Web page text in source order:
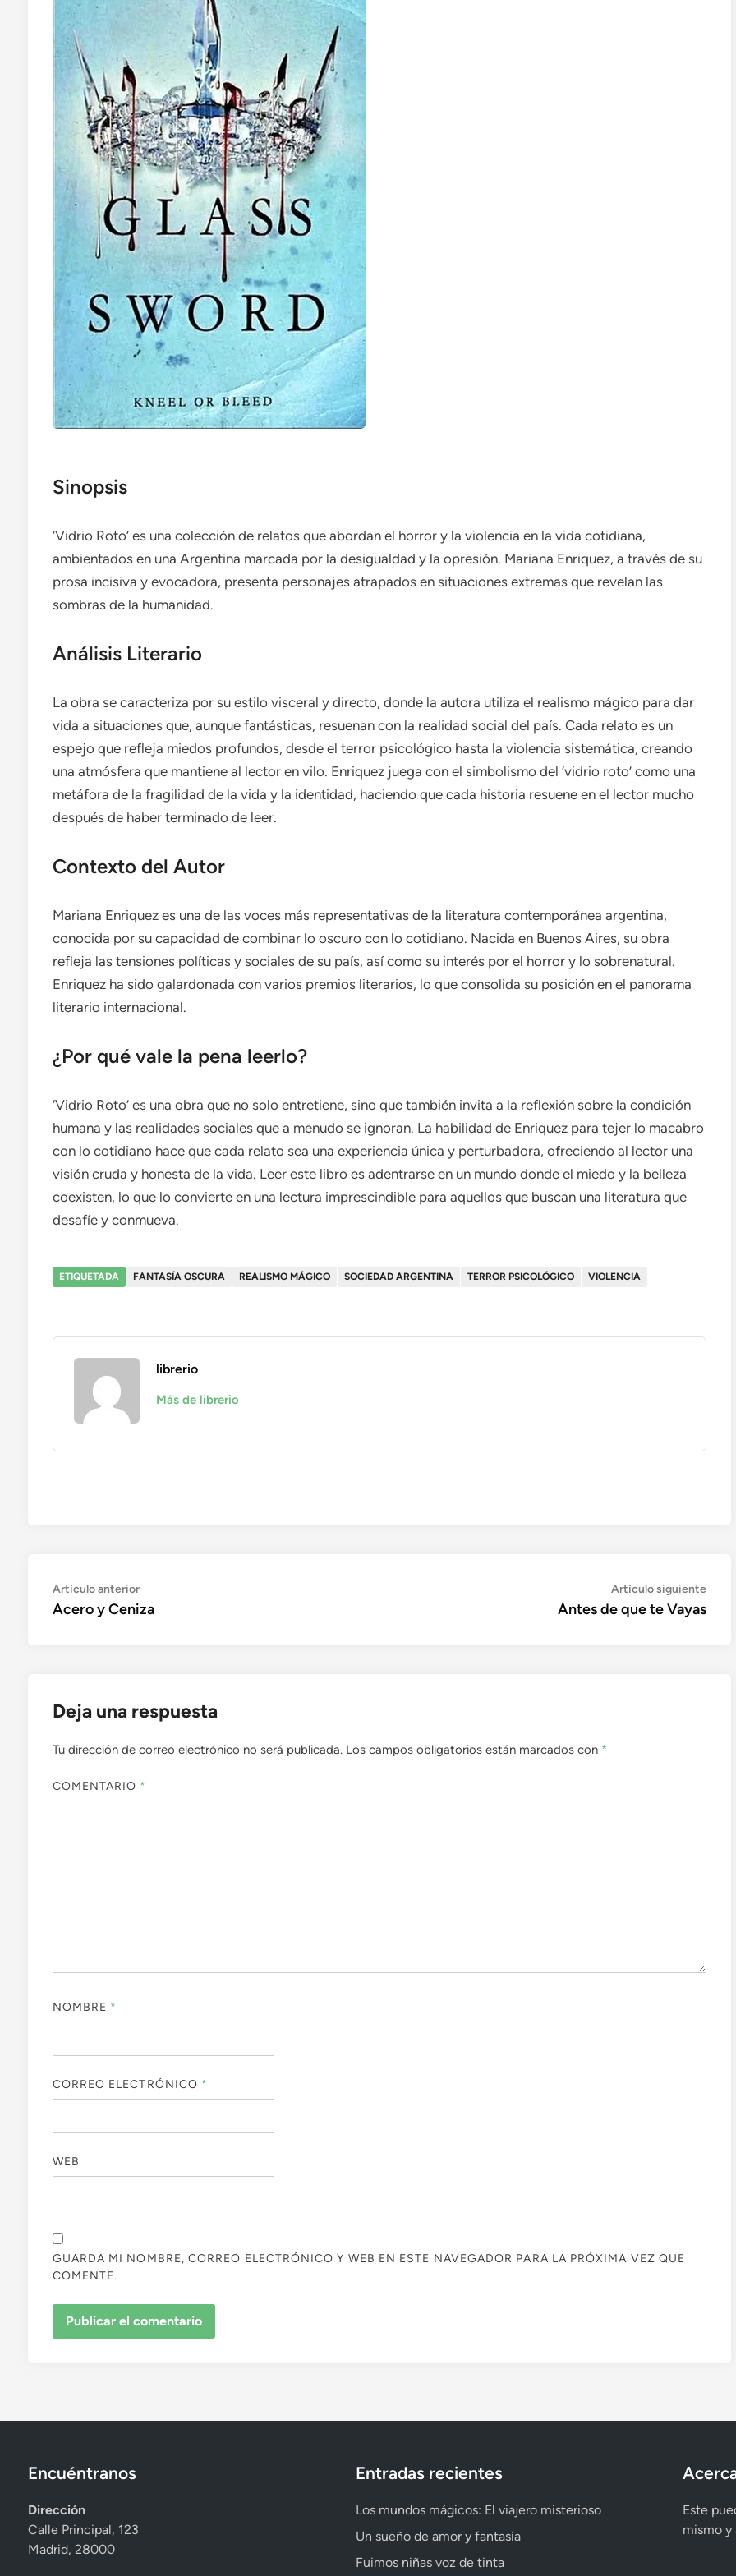
Sinopsis
‘Vidrio Roto’ es una colección de relatos que abordan el horror y la violencia en la vida cotidiana,
ambientados en una Argentina marcada por la desigualdad y la opresión. Mariana Enriquez, a través de su
prosa incisiva y evocadora, presenta personajes atrapados en situaciones extremas que revelan las
sombras de la humanidad.
Análisis Literario
La obra se caracteriza por su estilo visceral y directo, donde la autora utiliza el realismo mágico para dar
vida a situaciones que, aunque fantásticas, resuenan con la realidad social del país. Cada relato es un
espejo que refleja miedos profundos, desde el terror psicológico hasta la violencia sistemática, creando
una atmósfera que mantiene al lector en vilo. Enriquez juega con el simbolismo del ‘vidrio roto’ como una
metáfora de la fragilidad de la vida y la identidad, haciendo que cada historia resuene en el lector mucho
después de haber terminado de leer.
Contexto del Autor
Mariana Enriquez es una de las voces más representativas de la literatura contemporánea argentina,
conocida por su capacidad de combinar lo oscuro con lo cotidiano. Nacida en Buenos Aires, su obra
refleja las tensiones políticas y sociales de su país, así como su interés por el horror y lo sobrenatural.
Enriquez ha sido galardonada con varios premios literarios, lo que consolida su posición en el panorama
literario internacional.
¿Por qué vale la pena leerlo?
‘Vidrio Roto’ es una obra que no solo entretiene, sino que también invita a la reflexión sobre la condición
humana y las realidades sociales que a menudo se ignoran. La habilidad de Enriquez para tejer lo macabro
con lo cotidiano hace que cada relato sea una experiencia única y perturbadora, ofreciendo al lector una
visión cruda y honesta de la vida. Leer este libro es adentrarse en un mundo donde el miedo y la belleza
coexisten, lo que lo convierte en una lectura imprescindible para aquellos que buscan una literatura que
desafíe y conmueva.
ETIQUETADA FANTASÍA OSCURA REALISMO MÁGICO SOCIEDAD ARGENTINA TERROR PSICOLÓGICO VIOLENCIA
librerio
Más de librerio
Navegación
de
Artículo anteriorArtículo
anterior:
Acero y Ceniza
Artículo siguiente
Antes de que te Vayas
Deja una respuesta
Tu dirección de correo electrónico no será publicada. Los campos obligatorios están marcados con *
COMENTARIO *
NOMBRE *
CORREO ELECTRÓNICO *
WEB
GUARDA MI NOMBRE, CORREO ELECTRÓNICO Y WEB EN ESTE NAVEGADOR PARA LA PRÓXIMA VEZ QUE
COMENTE.
Encuéntranos
Dirección
Calle Principal, 123
Madrid, 28000
Entradas recientes
Los mundos mágicos: El viajero misterioso
Un sueño de amor y fantasía
Fuimos niñas voz de tinta
Este
mismo y